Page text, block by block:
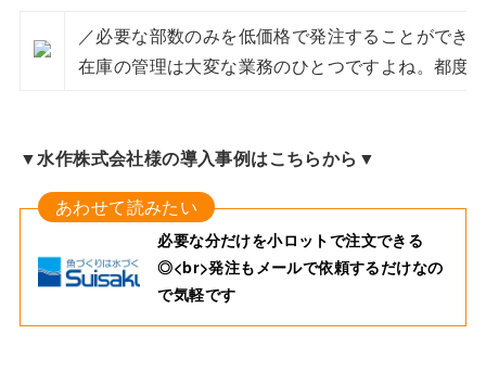
／必要な部数のみを低価格で発注することがで
在庫の管理は大変な業務のひとつですよね。都度
▼水作株式会社様の導入事例はこちらから▼
必要な分だけを小ロットで注文できる
◎<br>発注もメールで依頼するだけなの
で気軽です